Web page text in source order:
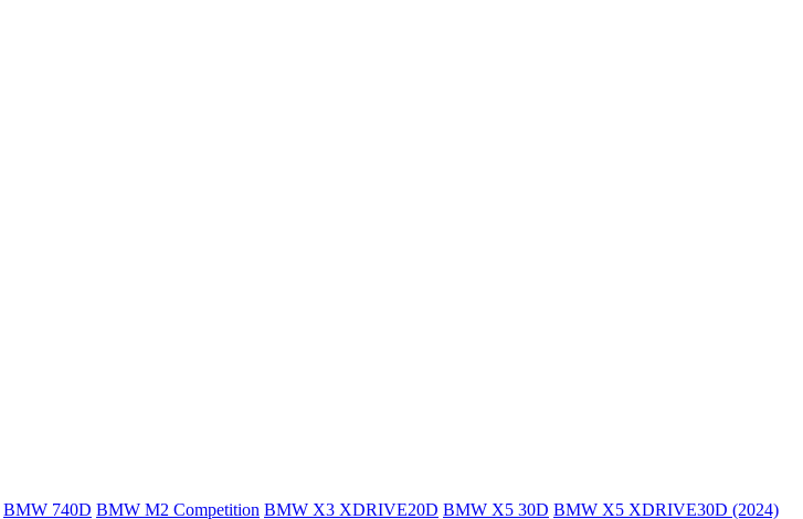
BMW 740D BMW M2 Competition BMW X3 XDRIVE20D BMW X5 30D BMW X5 XDRIVE30D (2024)